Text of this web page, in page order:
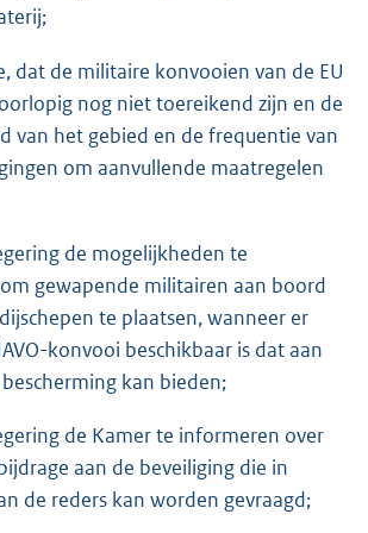
dat de militaire konvooien van de EU
nog niet toereikend zijn en de
van het gebied en de frequentie van
om aanvullende maatregelen
de mogelijkheden te
gewapende militairen aan boord
te plaatsen, wanneer er
konvooi beschikbaar is dat aan
kan bieden;
de Kamer te informeren over
aan de beveiliging die in
de reders kan worden gevraagd;